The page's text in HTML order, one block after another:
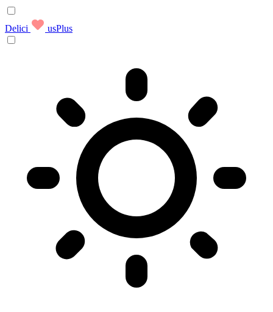
Delici usPlus